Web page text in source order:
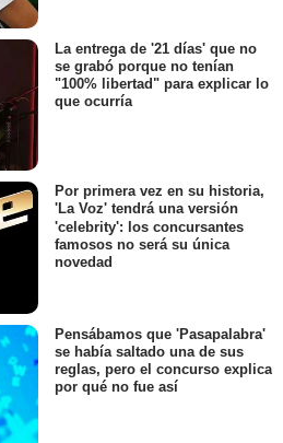
La entrega de '21 días' que no
se grabó porque no tenían
"100% libertad" para explicar lo
que ocurría
Por primera vez en su historia,
'La Voz' tendrá una versión
'celebrity': los concursantes
famosos no será su única
novedad
Pensábamos que 'Pasapalabra'
se había saltado una de sus
reglas, pero el concurso explica
por qué no fue así